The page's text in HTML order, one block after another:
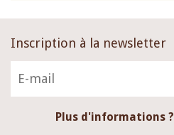
Inscription à la newsletter
Plus d'informations ?